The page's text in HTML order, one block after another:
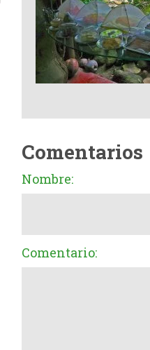
Comentarios
Nombre:
Comentario: